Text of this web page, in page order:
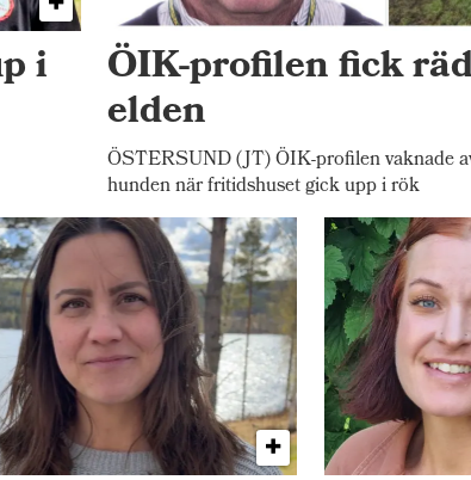
i ÖIK-profilen fick
elden
ÖSTERSUND (JT) ÖIK-profilen vaknade
hunden när fritidshuset gick upp i rök